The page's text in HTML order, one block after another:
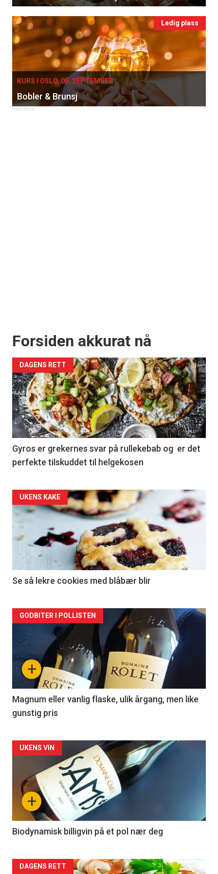
Ledig plass
KURS I OSLO, 05. SEPTEMBER
Bobler & Brunsj
Forsiden akkurat nå
DAGENS RETT
Gyros er grekernes svar på rullekebab og er det
perfekte tilskuddet til helgekosen
Forsiden
akkurat
nå
2
UKENS KAKE
Se så lekre cookies med blåbær blir
Forsiden
akkurat
nå
3
+
GODBITER I POLLISTEN
Magnum eller vanlig flaske, ulik årgang, men like
gunstig pris
Forsiden
akkurat
nå
4
+
UKENS VIN
Biodynamisk billigvin på et pol nær deg
Forsiden
DAGENS RETT